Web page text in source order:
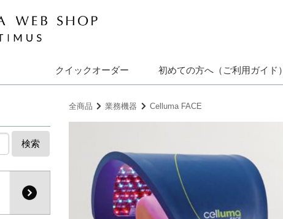
クイックオーダー 初めての方へ（ご利用ガイド）
全商品 業務機器 Celluma FACE
検索